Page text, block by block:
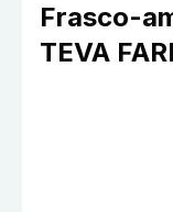
Frasco-
TEVA